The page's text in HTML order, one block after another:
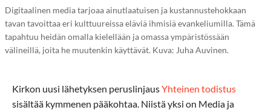
Digitaalinen media tarjoaa ainutlaatuisen ja kustannustehokkaan
tavan tavoittaa eri kulttuureissa eläviä ihmisiä evankeliumilla. Tämä
tapahtuu heidän omalla kielellään ja omassa ympäristössään
välineillä, joita he muutenkin käyttävät. Kuva: Juha Auvinen.
Kirkon uusi lähetyksen peruslinjausYhteinen todistus
sisältää kymmenen pääkohtaa. Niistä yksi on Media ja